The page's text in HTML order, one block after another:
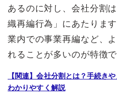
あるのに対し、会社分割
織再編行為」にあたりま
業内での事業再編など、
れることが多いのが特徴で
【関連】会社分割とは？手続き
わかりやすく解説